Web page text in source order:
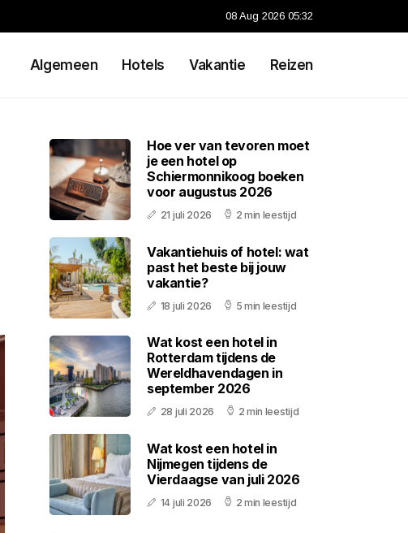
08 Aug 2026 05:32
Algemeen Hotels Vakantie Reizen
Hoe ver van tevoren moet
je een hotel op
Schiermonnikoog boeken
voor augustus 2026
21 juli 2026 2 min leestijd
Vakantiehuis of hotel: wat
past het beste bij jouw
vakantie?
18 juli 2026 5 min leestijd
Wat kost een hotel in
Rotterdam tijdens de
Wereldhavendagen in
september 2026
28 juli 2026 2 min leestijd
Wat kost een hotel in
Nijmegen tijdens de
Vierdaagse van juli 2026
14 juli 2026 2 min leestijd